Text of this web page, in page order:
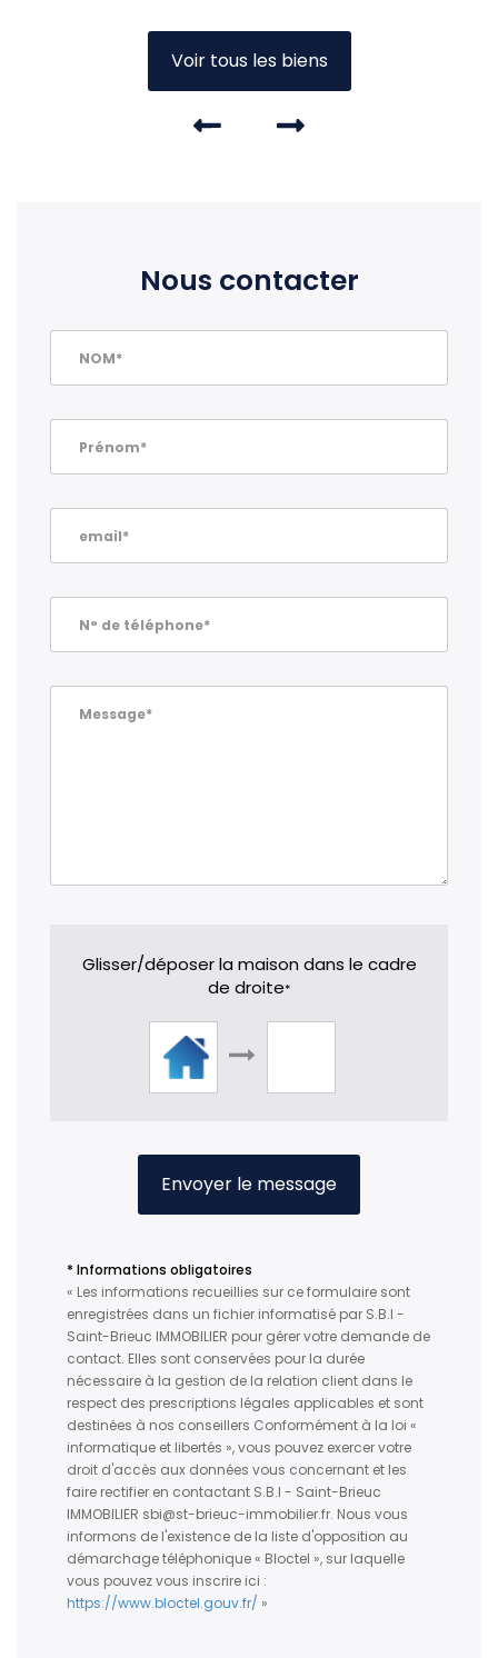
Voir tous les biens
Nous contacter
NOM*
Prénom*
email*
N° de téléphone*
Message*
Glisser/déposer la maison dans le cadre
de droite*
Envoyer le message
* Informations obligatoires
« Les informations recueillies sur ce formulaire sont
enregistrées dans un fichier informatisé par S.B.I -
Saint-Brieuc IMMOBILIER pour gérer votre demande de
contact. Elles sont conservées pour la durée
nécessaire à la gestion de la relation client dans le
respect des prescriptions légales applicables et sont
destinées à nos conseillers Conformément à la loi «
informatique et libertés », vous pouvez exercer votre
droit d'accès aux données vous concernant et les
faire rectifier en contactant S.B.I - Saint-Brieuc
IMMOBILIER sbi@st-brieuc-immobilier.fr. Nous vous
informons de l'existence de la liste d'opposition au
démarchage téléphonique « Bloctel », sur laquelle
vous pouvez vous inscrire ici :
https://www.bloctel.gouv.fr/ »